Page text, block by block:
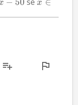
x